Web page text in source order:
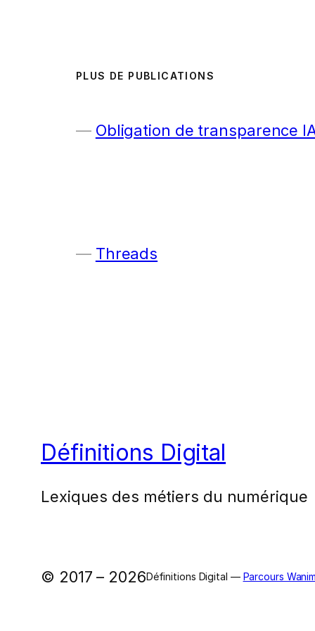
PLUS DE PUBLICATIONS
Obligation de transparence
Threads
Définitions Digital
Lexiques des métiers du numérique
© 2017 – 2026Définitions Digital — Parcours